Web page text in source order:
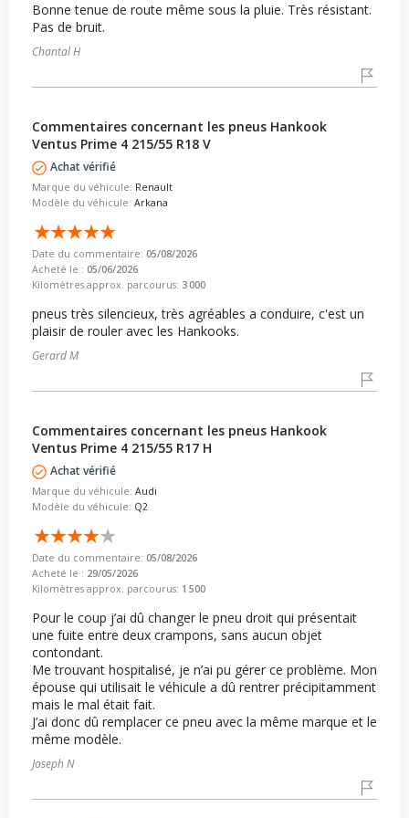
Bonne tenue de route même sous la pluie. Très résistant.
Pas de bruit.
Chantal H
Commentaires concernant les pneus Hankook
Ventus Prime 4 215/55 R18 V
Achat vérifié
Marque du véhicule: Renault
Modèle du véhicule: Arkana
Date du commentaire: 05/08/2026
Acheté le : 05/06/2026
Kilomètres approx. parcourus: 3 000
pneus très silencieux, très agréables a conduire, c'est un
plaisir de rouler avec les Hankooks.
Gerard M
Commentaires concernant les pneus Hankook
Ventus Prime 4 215/55 R17 H
Achat vérifié
Marque du véhicule: Audi
Modèle du véhicule: Q2
Date du commentaire: 05/08/2026
Acheté le : 29/05/2026
Kilomètres approx. parcourus: 1 500
Pour le coup j’ai dû changer le pneu droit qui présentait
une fuite entre deux crampons, sans aucun objet
contondant.
Me trouvant hospitalisé, je n’ai pu gérer ce problème. Mon
épouse qui utilisait le véhicule a dû rentrer précipitamment
mais le mal était fait.
J’ai donc dû remplacer ce pneu avec la même marque et le
même modèle.
Joseph N